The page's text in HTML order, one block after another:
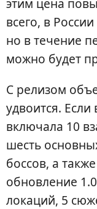
этим цена
всего, в
но в течение
можно будет
С релизом
удвоится. Если
включала 10
шесть
боссов, а
обновление
локаций, 5